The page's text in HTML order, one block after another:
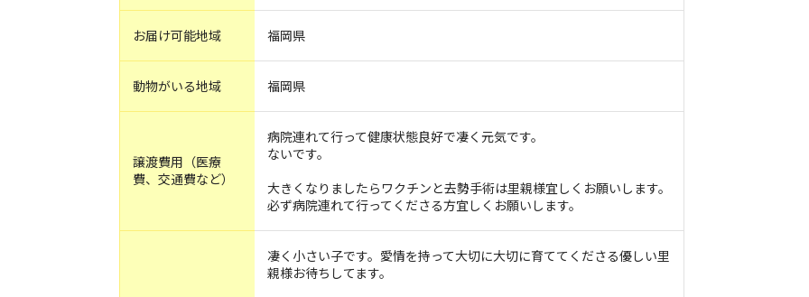
お届け可能地域 福岡県
動物がいる地域 福岡県
譲渡費用（医療
費、交通費など）
病院連れて行って健康状態良好で凄く元気です。
ないです。
大きくなりましたらワクチンと去勢手術は里親様宜しくお願いします。
必ず病院連れて行ってくださる方宜しくお願いします。
凄く小さい子です。愛情を持って大切に大切に育ててくださる優しい里
親様お待ちしてます。